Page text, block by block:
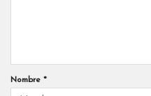
Nombre *